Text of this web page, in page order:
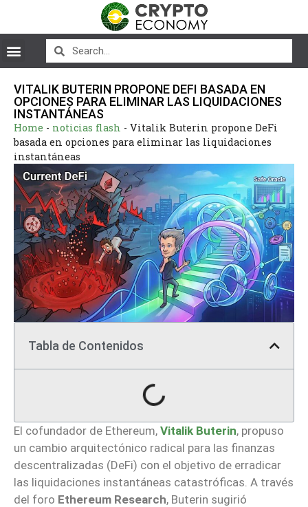
VITALIK BUTERIN PROPONE DEFI BASADA EN
OPCIONES PARA ELIMINAR LAS LIQUIDACIONES
INSTANTÁNEAS
Home - noticias flash - Vitalik Buterin propone DeFi
basada en opciones para eliminar las liquidaciones
instantáneas
Tabla de Contenidos
El cofundador de Ethereum, Vitalik Buterin, propuso
un cambio arquitectónico radical para las finanzas
descentralizadas (DeFi) con el objetivo de erradicar
las liquidaciones instantáneas catastróficas. A través
del foro Ethereum Research, Buterin sugirió